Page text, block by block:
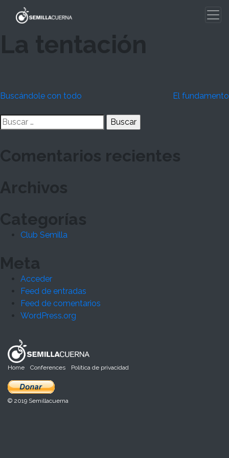
La tentación
Navegación
de
Buscándole con todo El fundamento
Buscar:
Comentarios recientes
Archivos
Categorías
Club Semilla
Meta
Acceder
Feed de entradas
Feed de comentarios
WordPress.org
Home Conferences Política de privacidad
© 2019 Semillacuerna